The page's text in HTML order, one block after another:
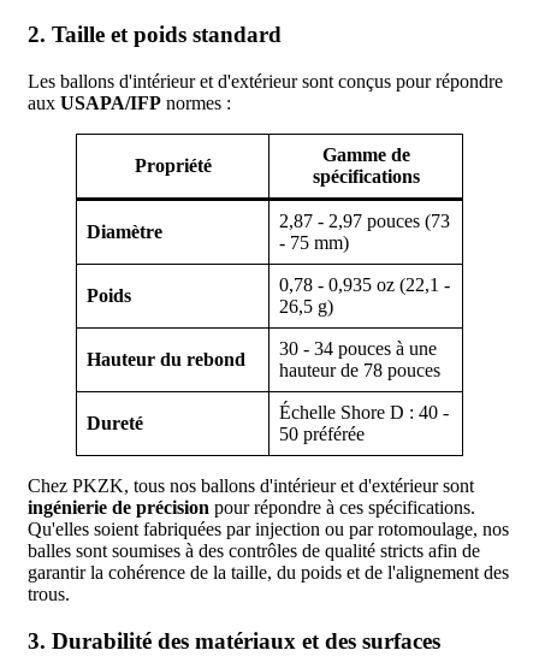
2. Taille et poids standard
Les ballons d'intérieur et d'extérieur sont conçus pour répondre
aux USAPA/IFP normes :
Propriété
Gamme de
spécifications
Diamètre
2,87 - 2,97 pouces (73
- 75 mm)
Poids
0,78 - 0,935 oz (22,1 -
26,5 g)
Hauteur du rebond
30 - 34 pouces à une
hauteur de 78 pouces
Dureté
Échelle Shore D : 40 -
50 préférée
Chez PKZK, tous nos ballons d'intérieur et d'extérieur sont
ingénierie de précision pour répondre à ces spécifications.
Qu'elles soient fabriquées par injection ou par rotomoulage, nos
balles sont soumises à des contrôles de qualité stricts afin de
garantir la cohérence de la taille, du poids et de l'alignement des
trous.
3. Durabilité des matériaux et des surfaces